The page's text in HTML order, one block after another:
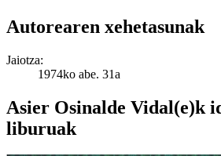
Autorearen xehetasunak
Jaiotza:
1974ko abe. 31a
Asier Osinalde Vidal(e)k
liburuak